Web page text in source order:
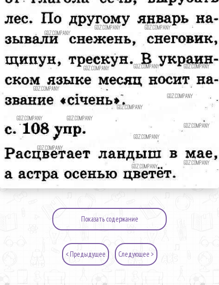
Показать содержание
< Предыдущее Следующее >